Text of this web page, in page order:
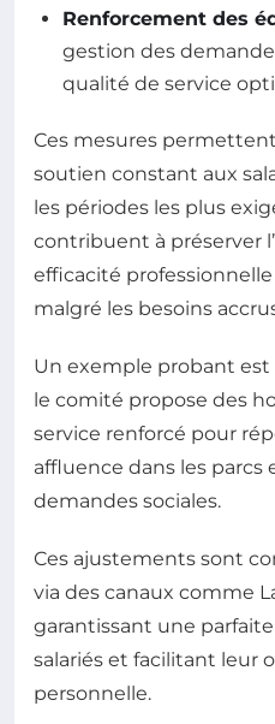
Renforcement des
gestion des
qualité de service
Ces mesures
soutien constant aux
les périodes les plus
contribuent à préserver
efficacité
malgré les besoins
Un exemple probant est
le comité propose des
service renforcé pour
affluence dans les parcs
demandes sociales.
Ces ajustements sont
via des canaux comme
garantissant une
salariés et facilitant leur
personnelle.